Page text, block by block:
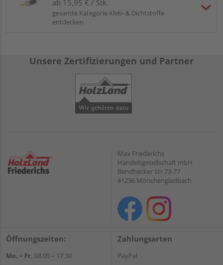
ab 15,95 € / Stk.
gesamte Kategorie Kleb- & Dichtstoffe
entdecken
Unsere Zertifizierungen und Partner
Max Friederichs
Handelsgesellschaft mbH
Bendhecker Str.73-77
41236 Mönchengladbach
Öffnungszeiten:
Mo. – Fr. 08:00 – 17:30
Zahlungsarten
PayPal